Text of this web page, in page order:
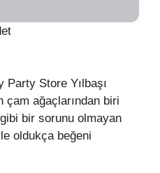
Party Store Yılbaşı
çam ağaçlarından biri
bir sorunu olmayan
oldukça beğeni